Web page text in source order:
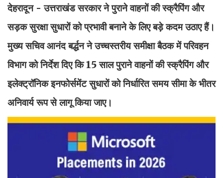
देहरादून - उत्तराखंड सरकार ने पुराने वाहनों की स्क्रैपिंग और
सड़क सुरक्षा सुधारों को प्रभावी बनाने के लिए बड़े कदम उठाए हैं।
मुख्य सचिव आनंद बर्द्धन ने उच्चस्तरीय समीक्षा बैठक में परिवहन
विभाग को निर्देश दिए कि 15 साल पुराने वाहनों की स्क्रैपिंग और
इलेक्ट्रॉनिक इनफोर्समेंट सुधारों को निर्धारित समय सीमा के भीतर
अनिवार्य रूप से लागू किया जाए।